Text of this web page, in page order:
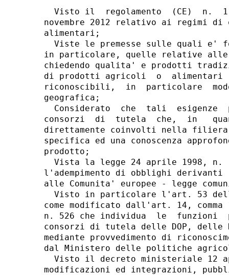
Visto il  regolamento  (CE)  n.
novembre 2012 relativo ai regimi
alimentari;
Viste le premesse sulle quali e'
in particolare, quelle relative alle
chiedendo qualita' e prodotti
di prodotti agricoli  o  alimentari
riconoscibili,  in  particolare
geografica;
Considerato  che  tali  esigenze
consorzi  di  tutela  che,  in
direttamente coinvolti nella filiera
specifica ed una conoscenza
prodotto;
Vista la legge 24 aprile 1998, n.
l'adempimento di obblighi
alle Comunita' europee - legge
Visto in particolare l'art. 53
come modificato dall'art. 14,
n. 526 che individua  le
consorzi di tutela delle DOP, delle
mediante provvedimento di
dal Ministero delle politiche
Visto il decreto ministeriale 12
modificazioni ed integrazioni,